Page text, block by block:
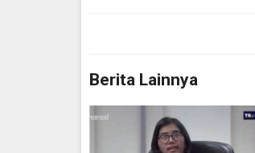
Berita Lainnya